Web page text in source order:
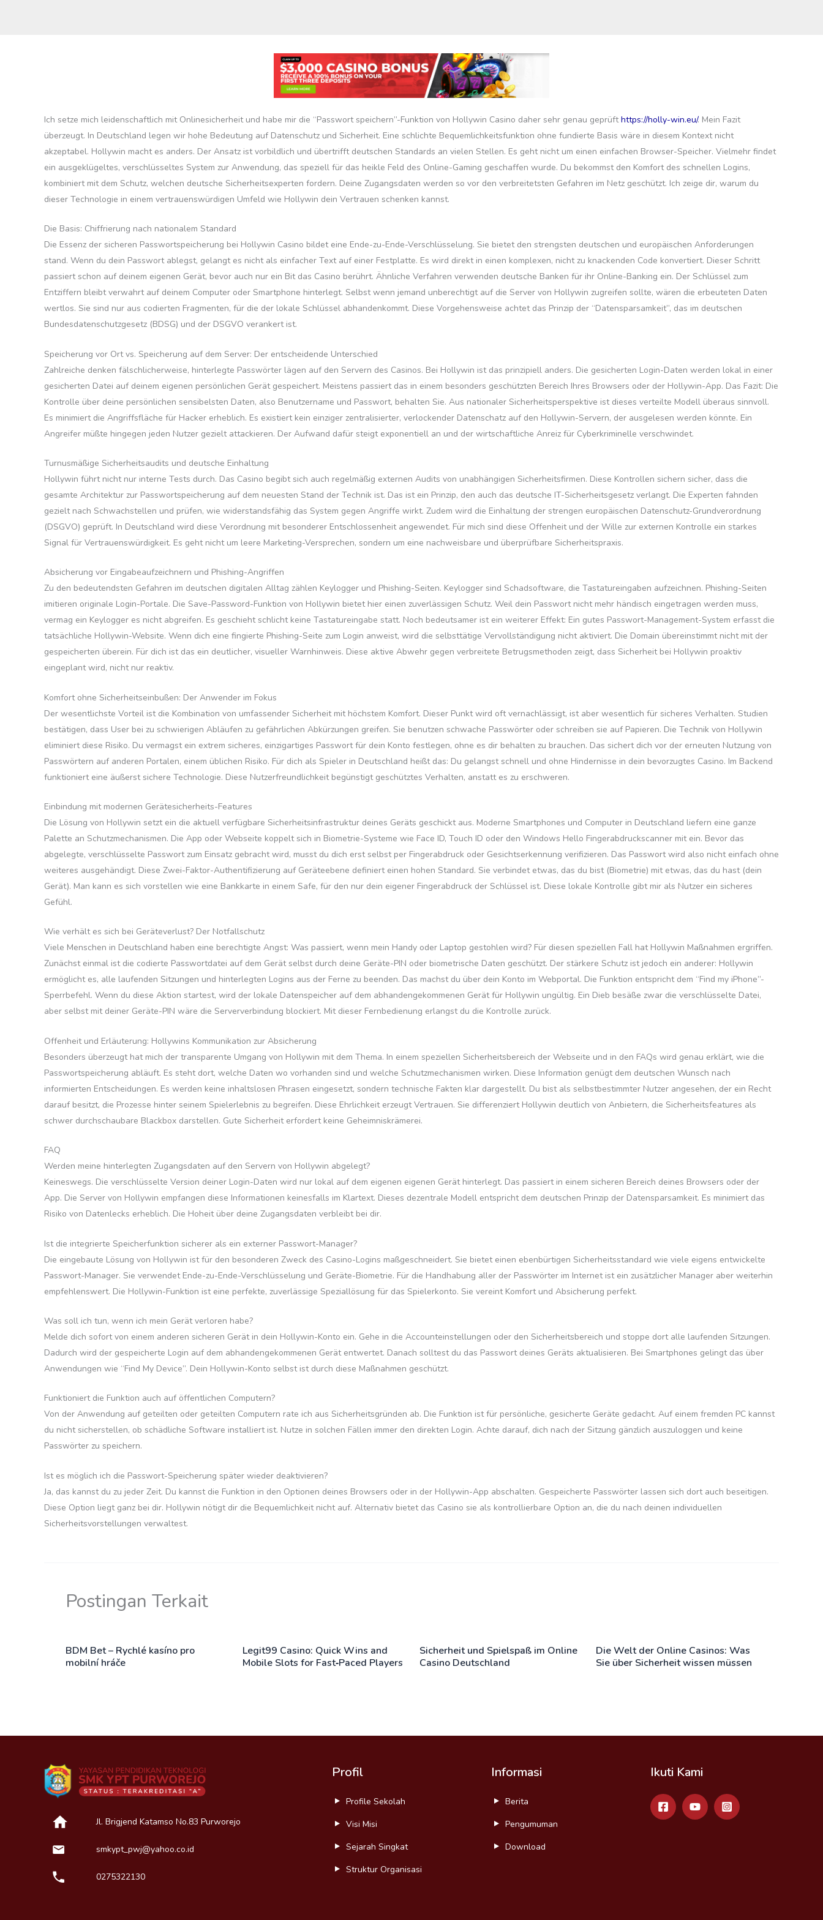
Ich setze mich leidenschaftlich mit Onlinesicherheit und habe mir die “Passwort speichern”-Funktion von Hollywin Casino daher sehr genau geprüfthttps://holly-win.eu/. Mein Fazit
überzeugt. In Deutschland legen wir hohe Bedeutung auf Datenschutz und Sicherheit. Eine schlichte Bequemlichkeitsfunktion ohne fundierte Basis wäre in diesem Kontext nicht
akzeptabel. Hollywin macht es anders. Der Ansatz ist vorbildlich und übertrifft deutschen Standards an vielen Stellen. Es geht nicht um einen einfachen Browser-Speicher. Vielmehr findet
ein ausgeklügeltes, verschlüsseltes System zur Anwendung, das speziell für das heikle Feld des Online-Gaming geschaffen wurde. Du bekommst den Komfort des schnellen Logins,
kombiniert mit dem Schutz, welchen deutsche Sicherheitsexperten fordern. Deine Zugangsdaten werden so vor den verbreitetsten Gefahren im Netz geschützt. Ich zeige dir, warum du
dieser Technologie in einem vertrauenswürdigen Umfeld wie Hollywin dein Vertrauen schenken kannst.
Die Basis: Chiffrierung nach nationalem Standard
Die Essenz der sicheren Passwortspeicherung bei Hollywin Casino bildet eine Ende-zu-Ende-Verschlüsselung. Sie bietet den strengsten deutschen und europäischen Anforderungen
stand. Wenn du dein Passwort ablegst, gelangt es nicht als einfacher Text auf einer Festplatte. Es wird direkt in einen komplexen, nicht zu knackenden Code konvertiert. Dieser Schritt
passiert schon auf deinem eigenen Gerät, bevor auch nur ein Bit das Casino berührt. Ähnliche Verfahren verwenden deutsche Banken für ihr Online-Banking ein. Der Schlüssel zum
Entziffern bleibt verwahrt auf deinem Computer oder Smartphone hinterlegt. Selbst wenn jemand unberechtigt auf die Server von Hollywin zugreifen sollte, wären die erbeuteten Daten
wertlos. Sie sind nur aus codierten Fragmenten, für die der lokale Schlüssel abhandenkommt. Diese Vorgehensweise achtet das Prinzip der “Datensparsamkeit”, das im deutschen
Bundesdatenschutzgesetz (BDSG) und der DSGVO verankert ist.
Speicherung vor Ort vs. Speicherung auf dem Server: Der entscheidende Unterschied
Zahlreiche denken fälschlicherweise, hinterlegte Passwörter lägen auf den Servern des Casinos. Bei Hollywin ist das prinzipiell anders. Die gesicherten Login-Daten werden lokal in einer
gesicherten Datei auf deinem eigenen persönlichen Gerät gespeichert. Meistens passiert das in einem besonders geschützten Bereich Ihres Browsers oder der Hollywin-App. Das Fazit: Die
Kontrolle über deine persönlichen sensibelsten Daten, also Benutzername und Passwort, behalten Sie. Aus nationaler Sicherheitsperspektive ist dieses verteilte Modell überaus sinnvoll.
Es minimiert die Angriffsfläche für Hacker erheblich. Es existiert kein einziger zentralisierter, verlockender Datenschatz auf den Hollywin-Servern, der ausgelesen werden könnte. Ein
Angreifer müßte hingegen jeden Nutzer gezielt attackieren. Der Aufwand dafür steigt exponentiell an und der wirtschaftliche Anreiz für Cyberkriminelle verschwindet.
Turnusmäßige Sicherheitsaudits und deutsche Einhaltung
Hollywin führt nicht nur interne Tests durch. Das Casino begibt sich auch regelmäßig externen Audits von unabhängigen Sicherheitsfirmen. Diese Kontrollen sichern sicher, dass die
gesamte Architektur zur Passwortspeicherung auf dem neuesten Stand der Technik ist. Das ist ein Prinzip, den auch das deutsche IT-Sicherheitsgesetz verlangt. Die Experten fahnden
gezielt nach Schwachstellen und prüfen, wie widerstandsfähig das System gegen Angriffe wirkt. Zudem wird die Einhaltung der strengen europäischen Datenschutz-Grundverordnung
(DSGVO) geprüft. In Deutschland wird diese Verordnung mit besonderer Entschlossenheit angewendet. Für mich sind diese Offenheit und der Wille zur externen Kontrolle ein starkes
Signal für Vertrauenswürdigkeit. Es geht nicht um leere Marketing-Versprechen, sondern um eine nachweisbare und überprüfbare Sicherheitspraxis.
Absicherung vor Eingabeaufzeichnern und Phishing-Angriffen
Zu den bedeutendsten Gefahren im deutschen digitalen Alltag zählen Keylogger und Phishing-Seiten. Keylogger sind Schadsoftware, die Tastatureingaben aufzeichnen. Phishing-Seiten
imitieren originale Login-Portale. Die Save-Password-Funktion von Hollywin bietet hier einen zuverlässigen Schutz. Weil dein Passwort nicht mehr händisch eingetragen werden muss,
vermag ein Keylogger es nicht abgreifen. Es geschieht schlicht keine Tastatureingabe statt. Noch bedeutsamer ist ein weiterer Effekt: Ein gutes Passwort-Management-System erfasst die
tatsächliche Hollywin-Website. Wenn dich eine fingierte Phishing-Seite zum Login anweist, wird die selbsttätige Vervollständigung nicht aktiviert. Die Domain übereinstimmt nicht mit der
gespeicherten überein. Für dich ist das ein deutlicher, visueller Warnhinweis. Diese aktive Abwehr gegen verbreitete Betrugsmethoden zeigt, dass Sicherheit bei Hollywin proaktiv
eingeplant wird, nicht nur reaktiv.
Komfort ohne Sicherheitseinbußen: Der Anwender im Fokus
Der wesentlichste Vorteil ist die Kombination von umfassender Sicherheit mit höchstem Komfort. Dieser Punkt wird oft vernachlässigt, ist aber wesentlich für sicheres Verhalten. Studien
bestätigen, dass User bei zu schwierigen Abläufen zu gefährlichen Abkürzungen greifen. Sie benutzen schwache Passwörter oder schreiben sie auf Papieren. Die Technik von Hollywin
eliminiert diese Risiko. Du vermagst ein extrem sicheres, einzigartiges Passwort für dein Konto festlegen, ohne es dir behalten zu brauchen. Das sichert dich vor der erneuten Nutzung von
Passwörtern auf anderen Portalen, einem üblichen Risiko. Für dich als Spieler in Deutschland heißt das: Du gelangst schnell und ohne Hindernisse in dein bevorzugtes Casino. Im Backend
funktioniert eine äußerst sichere Technologie. Diese Nutzerfreundlichkeit begünstigt geschütztes Verhalten, anstatt es zu erschweren.
Einbindung mit modernen Gerätesicherheits-Features
Die Lösung von Hollywin setzt ein die aktuell verfügbare Sicherheitsinfrastruktur deines Geräts geschickt aus. Moderne Smartphones und Computer in Deutschland liefern eine ganze
Palette an Schutzmechanismen. Die App oder Webseite koppelt sich in Biometrie-Systeme wie Face ID, Touch ID oder den Windows Hello Fingerabdruckscanner mit ein. Bevor das
abgelegte, verschlüsselte Passwort zum Einsatz gebracht wird, musst du dich erst selbst per Fingerabdruck oder Gesichtserkennung verifizieren. Das Passwort wird also nicht einfach ohne
weiteres ausgehändigt. Diese Zwei-Faktor-Authentifizierung auf Geräteebene definiert einen hohen Standard. Sie verbindet etwas, das du bist (Biometrie) mit etwas, das du hast (dein
Gerät). Man kann es sich vorstellen wie eine Bankkarte in einem Safe, für den nur dein eigener Fingerabdruck der Schlüssel ist. Diese lokale Kontrolle gibt mir als Nutzer ein sicheres
Gefühl.
Wie verhält es sich bei Geräteverlust? Der Notfallschutz
Viele Menschen in Deutschland haben eine berechtigte Angst: Was passiert, wenn mein Handy oder Laptop gestohlen wird? Für diesen speziellen Fall hat Hollywin Maßnahmen ergriffen.
Zunächst einmal ist die codierte Passwortdatei auf dem Gerät selbst durch deine Geräte-PIN oder biometrische Daten geschützt. Der stärkere Schutz ist jedoch ein anderer: Hollywin
ermöglicht es, alle laufenden Sitzungen und hinterlegten Logins aus der Ferne zu beenden. Das machst du über dein Konto im Webportal. Die Funktion entspricht dem “Find my iPhone”-
Sperrbefehl. Wenn du diese Aktion startest, wird der lokale Datenspeicher auf dem abhandengekommenen Gerät für Hollywin ungültig. Ein Dieb besäße zwar die verschlüsselte Datei,
aber selbst mit deiner Geräte-PIN wäre die Serververbindung blockiert. Mit dieser Fernbedienung erlangst du die Kontrolle zurück.
Offenheit und Erläuterung: Hollywins Kommunikation zur Absicherung
Besonders überzeugt hat mich der transparente Umgang von Hollywin mit dem Thema. In einem speziellen Sicherheitsbereich der Webseite und in den FAQs wird genau erklärt, wie die
Passwortspeicherung abläuft. Es steht dort, welche Daten wo vorhanden sind und welche Schutzmechanismen wirken. Diese Information genügt dem deutschen Wunsch nach
informierten Entscheidungen. Es werden keine inhaltslosen Phrasen eingesetzt, sondern technische Fakten klar dargestellt. Du bist als selbstbestimmter Nutzer angesehen, der ein Recht
darauf besitzt, die Prozesse hinter seinem Spielerlebnis zu begreifen. Diese Ehrlichkeit erzeugt Vertrauen. Sie differenziert Hollywin deutlich von Anbietern, die Sicherheitsfeatures als
schwer durchschaubare Blackbox darstellen. Gute Sicherheit erfordert keine Geheimniskrämerei.
FAQ
Werden meine hinterlegten Zugangsdaten auf den Servern von Hollywin abgelegt?
Keineswegs. Die verschlüsselte Version deiner Login-Daten wird nur lokal auf dem eigenen eigenen Gerät hinterlegt. Das passiert in einem sicheren Bereich deines Browsers oder der
App. Die Server von Hollywin empfangen diese Informationen keinesfalls im Klartext. Dieses dezentrale Modell entspricht dem deutschen Prinzip der Datensparsamkeit. Es minimiert das
Risiko von Datenlecks erheblich. Die Hoheit über deine Zugangsdaten verbleibt bei dir.
Ist die integrierte Speicherfunktion sicherer als ein externer Passwort-Manager?
Die eingebaute Lösung von Hollywin ist für den besonderen Zweck des Casino-Logins maßgeschneidert. Sie bietet einen ebenbürtigen Sicherheitsstandard wie viele eigens entwickelte
Passwort-Manager. Sie verwendet Ende-zu-Ende-Verschlüsselung und Geräte-Biometrie. Für die Handhabung aller der Passwörter im Internet ist ein zusätzlicher Manager aber weiterhin
empfehlenswert. Die Hollywin-Funktion ist eine perfekte, zuverlässige Speziallösung für das Spielerkonto. Sie vereint Komfort und Absicherung perfekt.
Was soll ich tun, wenn ich mein Gerät verloren habe?
Melde dich sofort von einem anderen sicheren Gerät in dein Hollywin-Konto ein. Gehe in die Accounteinstellungen oder den Sicherheitsbereich und stoppe dort alle laufenden Sitzungen.
Dadurch wird der gespeicherte Login auf dem abhandengekommenen Gerät entwertet. Danach solltest du das Passwort deines Geräts aktualisieren. Bei Smartphones gelingt das über
Anwendungen wie “Find My Device”. Dein Hollywin-Konto selbst ist durch diese Maßnahmen geschützt.
Funktioniert die Funktion auch auf öffentlichen Computern?
Von der Anwendung auf geteilten oder geteilten Computern rate ich aus Sicherheitsgründen ab. Die Funktion ist für persönliche, gesicherte Geräte gedacht. Auf einem fremden PC kannst
du nicht sicherstellen, ob schädliche Software installiert ist. Nutze in solchen Fällen immer den direkten Login. Achte darauf, dich nach der Sitzung gänzlich auszuloggen und keine
Passwörter zu speichern.
Ist es möglich ich die Passwort-Speicherung später wieder deaktivieren?
Ja, das kannst du zu jeder Zeit. Du kannst die Funktion in den Optionen deines Browsers oder in der Hollywin-App abschalten. Gespeicherte Passwörter lassen sich dort auch beseitigen.
Diese Option liegt ganz bei dir. Hollywin nötigt dir die Bequemlichkeit nicht auf. Alternativ bietet das Casino sie als kontrollierbare Option an, die du nach deinen individuellen
Sicherheitsvorstellungen verwaltest.
Postingan Terkait
BDM Bet – Rychlé kasíno pro
mobilní hráče
Legit99 Casino: Quick Wins and
Mobile Slots for Fast‑Paced Players
Sicherheit und Spielspaß im Online
Casino Deutschland
Die Welt der Online Casinos: Was
Sie über Sicherheit wissen müssen
Jl. Brigjend Katamso No.83 Purworejo
smkypt_pwj@yahoo.co.id
0275322130
Profil
Profile Sekolah
Visi Misi
Sejarah Singkat
Struktur Organisasi
Informasi
Berita
Pengumuman
Download
Ikuti Kami